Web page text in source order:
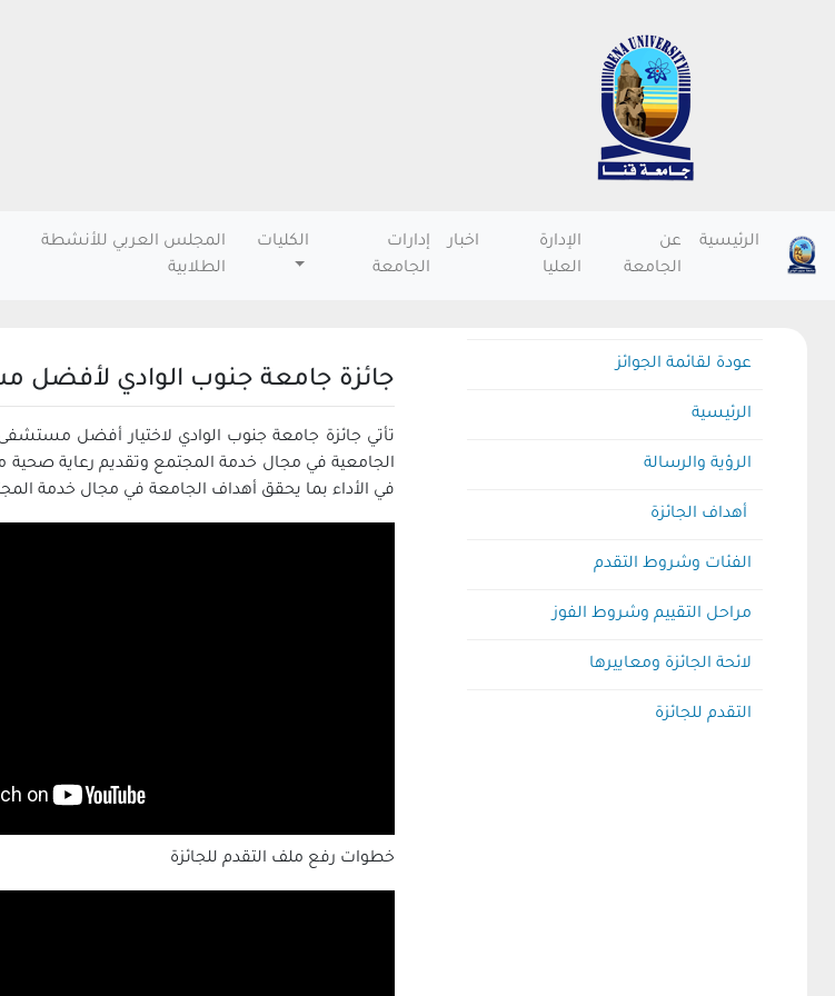
الرئيسية
عن
الجامعة
الإدارة
العليا
اخبار
إدارات
الجامعة
الكليات
المجلس العربي للأنشطة
الطلابية
عودة لقائمة الجوائز
الرئيسية
الرؤية والرسالة
أهداف الجائزة
الفئات وشروط التقدم
مراحل التقييم وشروط الفوز
لائحة الجائزة ومعاييرها
التقدم للجائزة
جائزة جامعة جنوب الوادي
تأتي جائزة جامعة جنوب الوادي لاختيار أفضل
الجامعية في مجال خدمة المجتمع وتقديم رعاية صحية
في الأداء بما يحقق أهداف الجامعة في مجال خدمة
خطوات رفع ملف التقدم للجائزة